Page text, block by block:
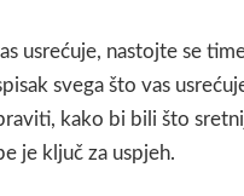
usrećuje, nastojte se
svega što vas
kako bi bili što
je ključ za uspjeh.